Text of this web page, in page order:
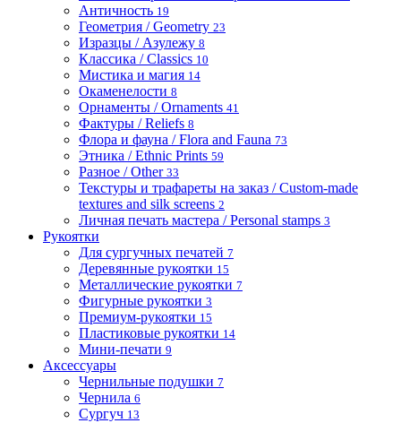
Античность 19
Геометрия / Geometry 23
Изразцы / Азулежу 8
Классика / Classics 10
Мистика и магия 14
Окаменелости 8
Орнаменты / Ornaments 41
Фактуры / Reliefs 8
Флора и фауна / Flora and Fauna 73
Этника / Ethnic Prints 59
Разное / Other 33
Текстуры и трафареты на заказ / Custom-made
textures and silk screens 2
Личная печать мастера / Personal stamps 3
Рукоятки
Для сургучных печатей 7
Деревянные рукоятки 15
Металлические рукоятки 7
Фигурные рукоятки 3
Премиум-рукоятки 15
Пластиковые рукоятки 14
Мини-печати 9
Аксессуары
Чернильные подушки 7
Чернила 6
Сургуч 13